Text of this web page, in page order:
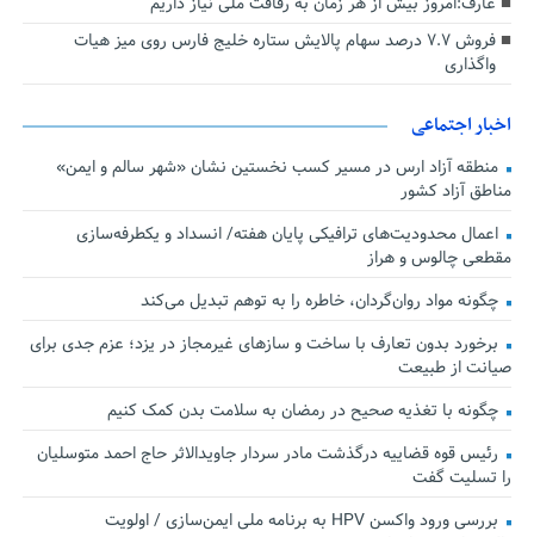
فروش ۷.۷ درصد سهام پالایش ستاره خلیج فارس روی میز هیات
واگذاری
اخبار اجتماعی
منطقه آزاد ارس در مسیر کسب نخستین نشان «شهر سالم و ایمن»
مناطق آزاد کشور
اعمال محدودیت‌های ترافیکی پایان هفته/ انسداد و یکطرفه‌سازی
مقطعی چالوس و هراز
چگونه مواد روان‌گردان، خاطره را به توهم تبدیل می‌کند
برخورد بدون تعارف با ساخت‌ و سازهای غیرمجاز در یزد؛ عزم جدی برای
صیانت از طبیعت
چگونه با تغذیه صحیح در رمضان به سلامت بدن کمک کنیم
رئیس قوه قضاییه درگذشت مادر سردار جاویدالاثر حاج احمد متوسلیان
را تسلیت گفت
بررسی ورود واکسن HPV به برنامه ملی ایمن‌سازی / اولویت